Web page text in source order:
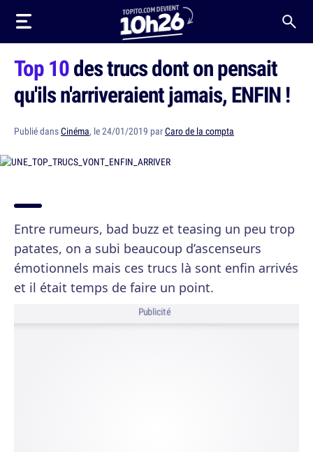
Top 10des trucs dont on pensait
qu'ils n'arriveraient jamais, ENFIN !
Publié dansCinéma, le 24/01/2019 parCaro de la compta
Entre rumeurs, bad buzz et teasing un peu trop
patates, on a subi beaucoup d’ascenseurs
émotionnels mais ces trucs là sont enfin arrivés
et il était temps de faire un point.
Publicité